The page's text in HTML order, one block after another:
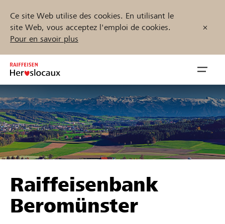
Ce site Web utilise des cookies. En utilisant le
site Web, vous acceptez l'emploi de cookies.
Pour en savoir plus
Inhalt
springen
öffnen
Parrainer
Soutien & assistance
Trouvez des projets et des organisations
Démarrez maintenant
Raiffeisenbank
Beromünster